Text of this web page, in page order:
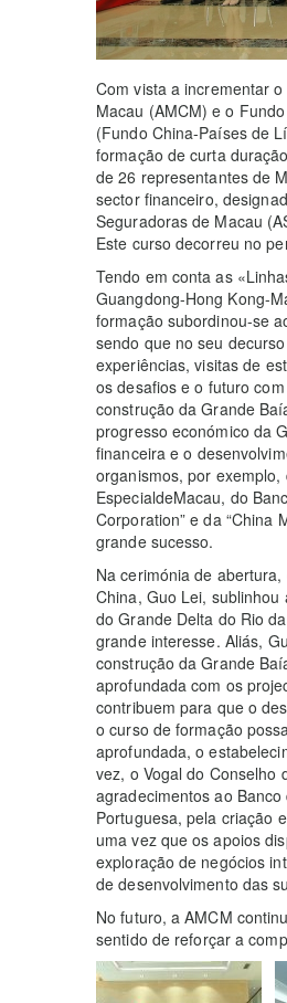
Com vista a incrementar
Macau (AMCM) e o
(Fundo China-Países de
formação de curta
de 26 representantes de
sector financeiro,
Seguradoras de Macau
Este curso decorreu no
Tendo em conta as
Guangdong-Hong Kong-
formação subordinou-se
sendo que no seu
experiências, visitas de
os desafios e o futuro
construção da Grande
progresso económico da
financeira e o
organismos, por
EspecialdeMacau, do
Corporation” e da “China
grande sucesso.
Na cerimónia de
China, Guo Lei,
do Grande Delta do Rio
grande interesse. Aliás,
construção da Grande
aprofundada com os
contribuem para que o
o curso de formação
aprofundada, o
vez, o Vogal do Conselho
agradecimentos ao
Portuguesa, pela criação
uma vez que os apoios
exploração de negócios
de desenvolvimento das
No futuro, a AMCM
sentido de reforçar a